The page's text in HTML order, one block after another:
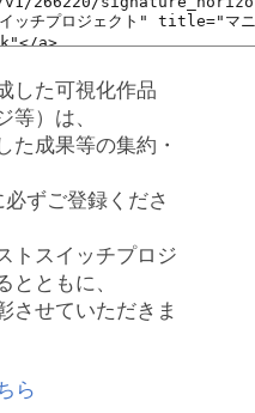
した可視化作品
等）は、
た成果等の集約・
必ずご登録くださ
トスイッチプロジ
とともに、
させていただきま
ら